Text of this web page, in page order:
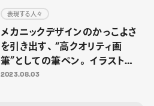
表現する人々
メカニックデザインのかっこよさ
を引き出す、 “高クオリティ画
筆”としての筆ペン。 イラストレ
ーター／メカニックデザイナー・
2023.08.03